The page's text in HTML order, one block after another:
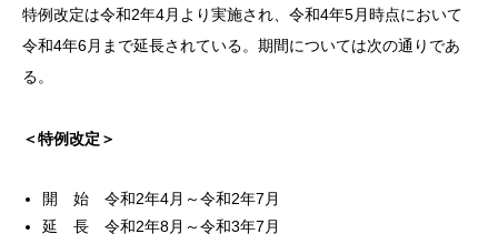
特例改定は令和2年4月より実施され、令和4年5月時点において
令和4年6月まで延長されている。期間については次の通りであ
る。
＜特例改定＞
開 始 令和2年4月～令和2年7月
延 長 令和2年8月～令和3年7月